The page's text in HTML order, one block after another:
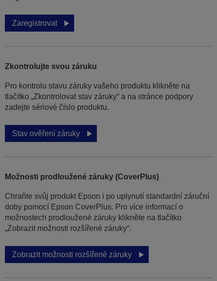
Zaregistrovat
Zkontrolujte svou záruku
Pro kontrolu stavu záruky vašeho produktu klikněte na
tlačítko „Zkontrolovat stav záruky“ a na stránce podpory
zadejte sériové číslo produktu.
Stav ověření záruky
Možnosti prodloužené záruky (CoverPlus)
Chraňte svůj produkt Epson i po uplynutí standardní záruční
doby pomocí Epson CoverPlus. Pro více informací o
možnostech prodloužené záruky klikněte na tlačítko
„Zobrazit možnosti rozšířené záruky“.
Zobrazit možnosti rozšířené záruky